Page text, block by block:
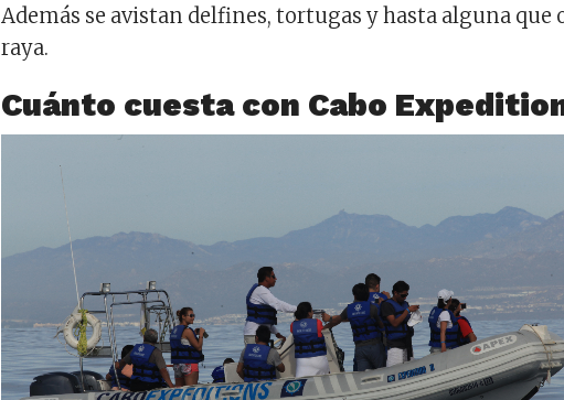
Además se avistan delfines, tortugas y hasta alguna que
raya.
Cuánto cuesta con Cabo